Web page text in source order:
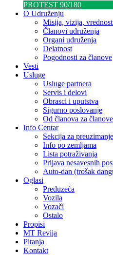
PROTEST 90/180
O Udruženju
Misija, vizija,
Članovi udruženja
Organi udruženja
Delatnost
Pogodnosti za članove
Vesti
Usluge
Usluge partnera
Servis i delovi
Obrasci i uputstva
Sigurno poslovanje
Od članova za članove
Info Centar
Sekcija za preuzimanje
Info po zemljama
Lista potraživanja
Prijava nesavesnih
Auto-dan (trošak
Oglasi
Preduzeća
Vozila
Vozači
Ostalo
Propisi
MT Revija
Pitanja
Kontakt